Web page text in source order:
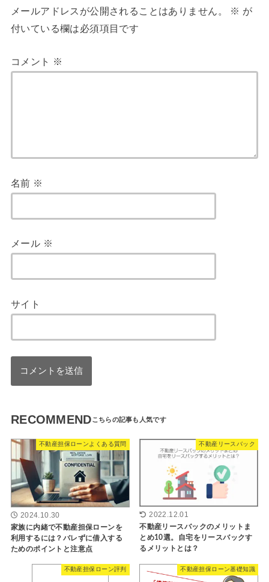
メールアドレスが公開されることはありません。 ※ が
付いている欄は必須項目です
コメント ※
名前 ※
メール ※
サイト
RECOMMEND
不動産担保ローンよくある質問
2024.10.30
家族に内緒で不動産担保ローンを
利用するには？バレずに借入する
ためのポイントと注意点
不動産リースバック
2022.12.01
不動産リースバックのメリットま
とめ10選。自宅をリースバックす
るメリットとは？
不動産担保ローン評判 不動産担保ローン基礎知識